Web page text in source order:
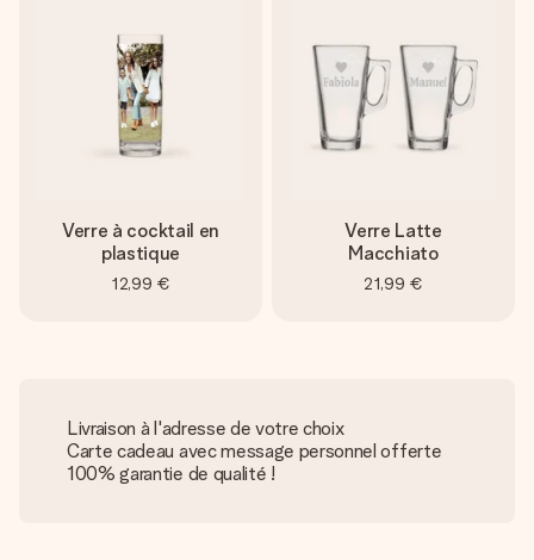
Verre à cocktail en
plastique
12,99 €
Verre Latte
Macchiato
21,99 €
Livraison à l'adresse de votre choix
Carte cadeau avec message personnel offerte
100% garantie de qualité !